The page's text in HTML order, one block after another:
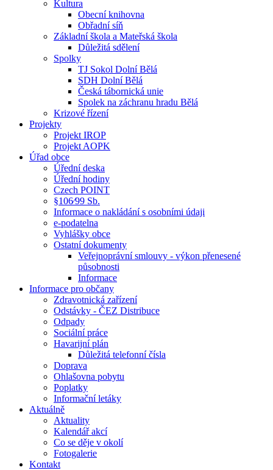
Kultura
Obecní knihovna
Obřadní síň
Základní škola a Mateřská škola
Důležitá sdělení
Spolky
TJ Sokol Dolní Bělá
SDH Dolní Bělá
Česká tábornická unie
Spolek na záchranu hradu Bělá
Krizové řízení
Projekty
Projekt IROP
Projekt AOPK
Úřad obce
Úřední deska
Úřední hodiny
Czech POINT
§106⁄99 Sb.
Informace o nakládání s osobními údaji
e-podatelna
Vyhlášky obce
Ostatní dokumenty
Veřejnoprávní smlouvy - výkon přenesené
působnosti
Informace
Informace pro občany
Zdravotnická zařízení
Odstávky - ČEZ Distribuce
Odpady
Sociální práce
Havarijní plán
Důležitá telefonní čísla
Doprava
Ohlašovna pobytu
Poplatky
Informační letáky
Aktuálně
Aktuality
Kalendář akcí
Co se děje v okolí
Fotogalerie
Kontakt